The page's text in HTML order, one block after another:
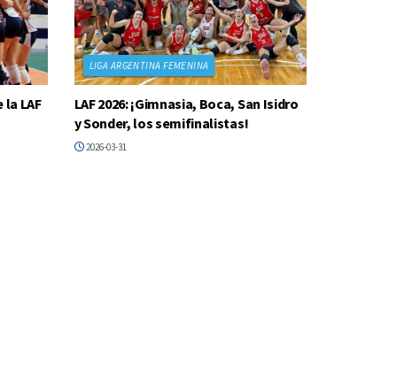
LAF
LIGA ARGENTINA FEMENINA
LAF 2026: ¡Gimnasia, Boca, San Isidro
y Sonder, los semifinalistas!
2026-03-31